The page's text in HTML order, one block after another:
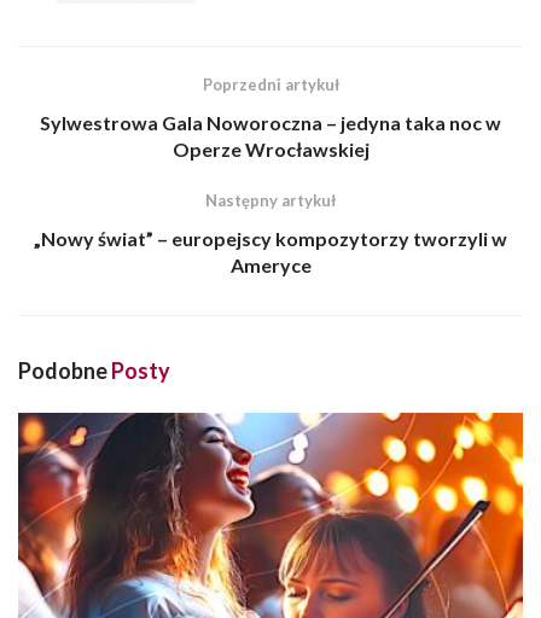
Poprzedni artykuł
Sylwestrowa Gala Noworoczna – jedyna taka noc w
Operze Wrocławskiej
Następny artykuł
„Nowy świat” – europejscy kompozytorzy tworzyli w
Ameryce
PodobnePosty